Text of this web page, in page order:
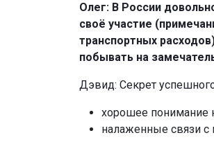
Олег: В России
своё участие
транспортных
побывать на
Дэвид: Секрет
хорошее понимание
налаженные связи с